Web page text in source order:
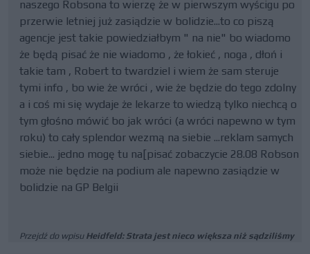
naszego Robsona to wierzę że w pierwszym wyścigu po
przerwie letniej już zasiądzie w bolidzie...to co piszą
agencje jest takie powiedziałbym " na nie" bo wiadomo
że będą pisać że nie wiadomo , że łokieć , noga , dłoń i
takie tam , Robert to twardziel i wiem że sam steruje
tymi info , bo wie że wróci , wie że będzie do tego zdolny
a i coś mi się wydaje że lekarze to wiedzą tylko niechcą o
tym głośno mówić bo jak wróci (a wróci napewno w tym
roku) to cały splendor wezmą na siebie ...reklam samych
siebie... jedno mogę tu na[pisać zobaczycie 28.08 Robson
może nie będzie na podium ale napewno zasiądzie w
bolidzie na GP Belgii
Przejdź do wpisu Heidfeld: Strata jest nieco większa niż sądziliśmy